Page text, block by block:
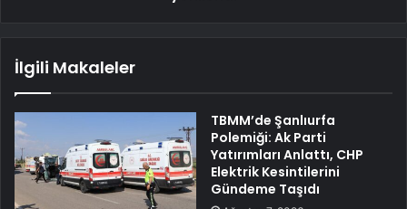
İlgili Makaleler
TBMM’de Şanlıurfa
Polemiği: Ak Parti
Yatırımları Anlattı, CHP
Elektrik Kesintilerini
Gündeme Taşıdı